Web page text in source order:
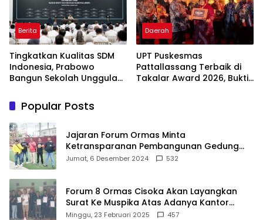
Berita
Tingkatkan Kualitas SDM
Indonesia, Prabowo
Bangun Sekolah Unggulan
Terbaik Dunia
Daerah
UPT Puskesmas
Pattallassang Terbaik di
Takalar Award 2026, Bukti
Popular Posts
Jajaran Forum Ormas Minta
Ketransparanan Pembangunan Gedung
Damkar Di Kecamatan Cisoka
Jumat, 6 Desember 2024 532
Forum 8 Ormas Cisoka Akan Layangkan
Surat Ke Muspika Atas Adanya Kantor
Matel di Cisoka
Minggu, 23 Februari 2025 457